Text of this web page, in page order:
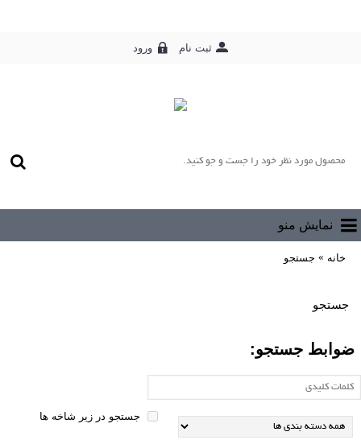
ورود ثبت نام
نمایش منو
خانه جستجو
جستجو
ضوابط جستجو:
جستجو در زیر شاخه ها